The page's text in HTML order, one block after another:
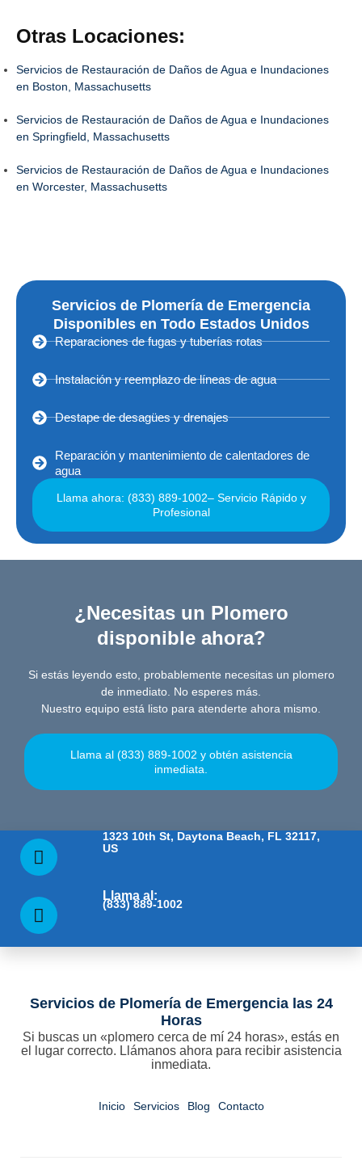
Otras Locaciones:
Servicios de Restauración de Daños de Agua e Inundaciones
en Boston, Massachusetts
Servicios de Restauración de Daños de Agua e Inundaciones
en Springfield, Massachusetts
Servicios de Restauración de Daños de Agua e Inundaciones
en Worcester, Massachusetts
Servicios de Plomería de Emergencia
Disponibles en Todo Estados Unidos
Reparaciones de fugas y tuberías rotas
Instalación y reemplazo de líneas de agua
Destape de desagües y drenajes
Reparación y mantenimiento de calentadores de
agua
Llama ahora: (833) 889-1002– Servicio Rápido y
Profesional
¿Necesitas un Plomero
disponible ahora?
Si estás leyendo esto, probablemente necesitas un plomero
de inmediato. No esperes más.
Nuestro equipo está listo para atenderte ahora mismo.
Llama al (833) 889-1002 y obtén asistencia
inmediata.
1323 10th St, Daytona Beach, FL 32117,
US
Llama al:
(833) 889-1002
Servicios de Plomería de Emergencia las 24
Horas
Si buscas un «plomero cerca de mí 24 horas», estás en
el lugar correcto. Llámanos ahora para recibir asistencia
inmediata.
Inicio Servicios Blog Contacto